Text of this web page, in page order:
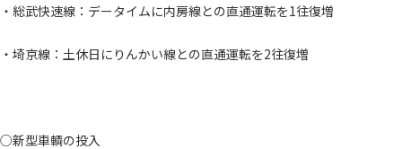
・総武快速線：データイムに内房線との直通運転を1往復増
・埼京線：土休日にりんかい線との直通運転を2往復増
○新型車輌の投入